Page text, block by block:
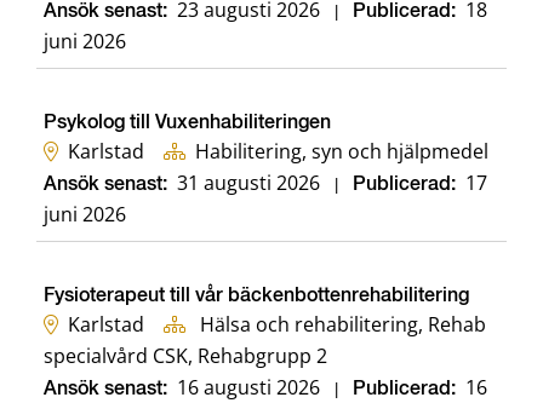
Ansök senast: 23 augusti 2026 Publicerad: 18
juni 2026
Psykolog till Vuxenhabiliteringen
Karlstad Habilitering, syn och hjälpmedel
Ansök senast: 31 augusti 2026 Publicerad: 17
juni 2026
Fysioterapeut till vår bäckenbottenrehabilitering
Karlstad
Hälsa och rehabilitering, Rehab
specialvård CSK, Rehabgrupp 2
Ansök senast: 16 augusti 2026 Publicerad: 16